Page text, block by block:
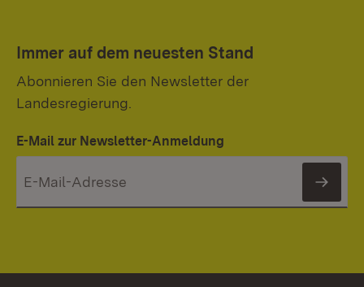
Immer auf dem neuesten Stand
Abonnieren Sie den Newsletter der
Landesregierung.
E-Mail zur Newsletter-Anmeldung